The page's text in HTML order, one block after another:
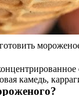
камедь,